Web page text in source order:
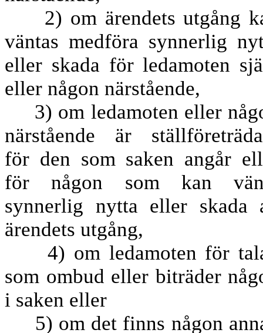
2) om ärendets utgång
väntas medföra synnerlig
eller skada för ledamoten
eller någon närstående,
3) om ledamoten eller
närstående är
för den som saken angår
för någon som kan
synnerlig nytta eller skada
ärendets utgång,
4) om ledamoten för
som ombud eller biträder
i saken eller
5) om det finns någon